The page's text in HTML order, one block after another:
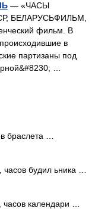
— «ЧАСЫ
БЕЛАРУСЬФИЛЬМ,
фильм. В
в
партизаны под
…
браслета …
будил ьника …
календари …